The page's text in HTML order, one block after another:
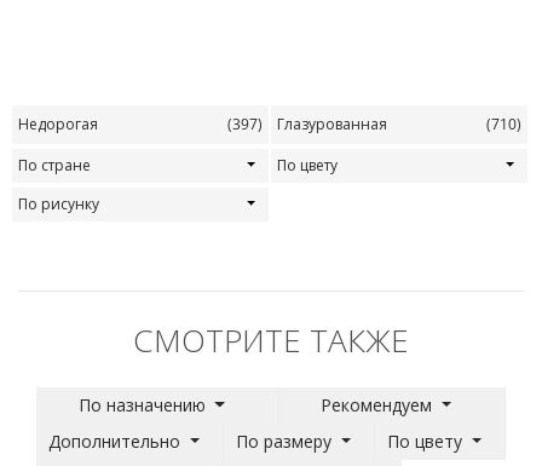
Недорогая (397) Глазурованная
(710)
По стране
По цвету
По рисунку
СМОТРИТЕ ТАКЖЕ
По назначению
Рекомендуем
Дополнительно
По размеру
По цвету